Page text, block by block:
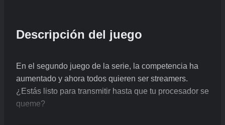
Descripción del juego
En el segundo juego de la serie, la competencia ha
aumentado y ahora todos quieren ser streamers.
¿Estás listo para transmitir hasta que tu procesador se
queme?